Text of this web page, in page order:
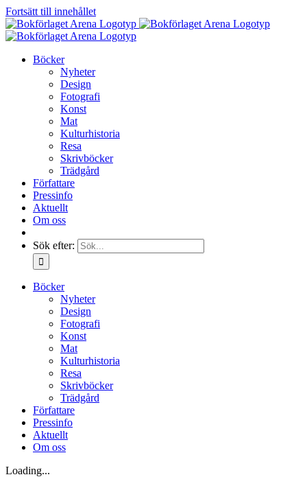
Fortsätt till innehållet
Böcker
Nyheter
Design
Fotografi
Konst
Mat
Kulturhistoria
Resa
Skrivböcker
Trädgård
Författare
Pressinfo
Aktuellt
Om oss
Sök efter:
Böcker
Nyheter
Design
Fotografi
Konst
Mat
Kulturhistoria
Resa
Skrivböcker
Trädgård
Författare
Pressinfo
Aktuellt
Om oss
Loading...